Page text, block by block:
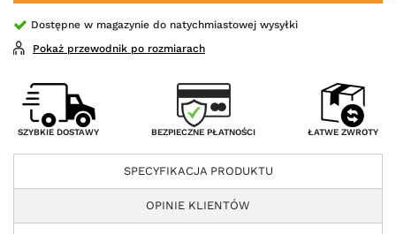
Dostępne w magazynie do natychmiastowej wysyłki
Pokaż przewodnik po rozmiarach
SZYBKIE DOSTAWY BEZPIECZNE PŁATNOŚCI ŁATWE ZWROTY
SPECYFIKACJA PRODUKTU
OPINIE KLIENTÓW